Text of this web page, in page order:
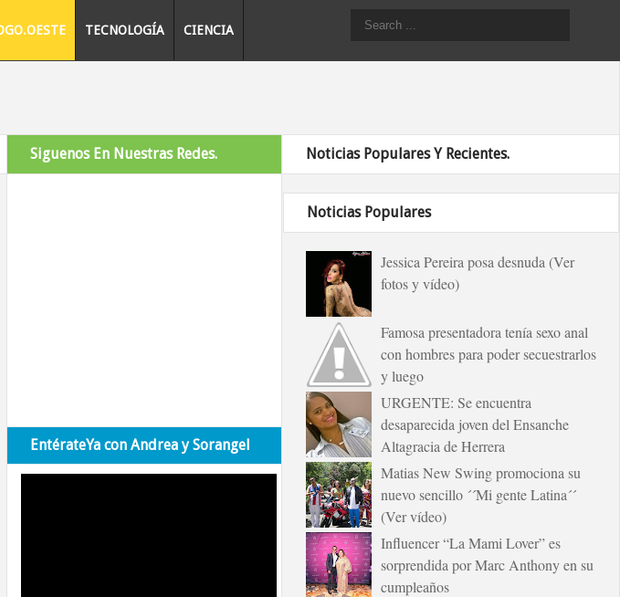
TECNOLOGÍA CIENCIA
Siguenos En Nuestras Redes.
EntérateYa con Andrea y Sorangel
Noticias Populares Y Recientes.
Noticias Populares
Jessica Pereira posa desnuda (Ver
fotos y vídeo)
Famosa presentadora tenía sexo anal
con hombres para poder secuestrarlos
y luego
URGENTE: Se encuentra
desaparecida joven del Ensanche
Altagracia de Herrera
Matias New Swing promociona su
nuevo sencillo ´´Mi gente Latina´´
(Ver vídeo)
Influencer “La Mami Lover” es
sorprendida por Marc Anthony en su
cumpleaños